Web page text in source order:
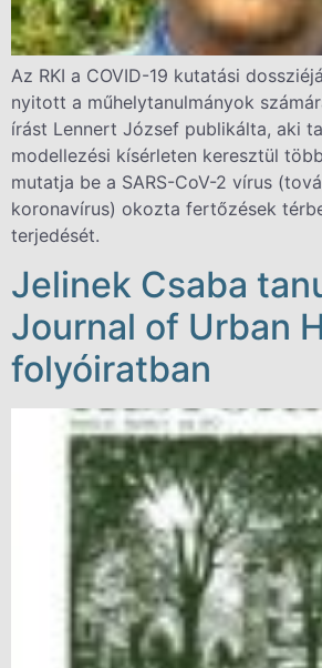
Az RKI a COVID-19 kutatási
nyitott a műhelytanulmányok
írást Lennert József publikálta, aki
modellezési kísérleten keresztül
mutatja be a SARS-CoV-2 vírus
koronavírus) okozta fertőzések
terjedését.
Jelinek Csaba
Journal of Urban
folyóiratban